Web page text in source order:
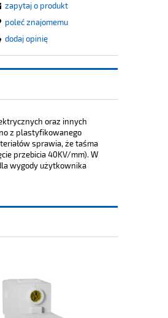
zapytaj o produkt
poleć znajomemu
dodaj opinię
oraz innych
z plastyfikowanego
sprawia, że taśma
przebicia 40KV/mm). W
wygody użytkownika